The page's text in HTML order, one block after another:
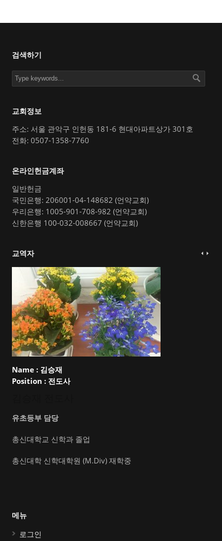
검색하기
교회정보
주소: 서울 관악구 인헌동 181-6 현대아파트상가 301호
전화: 0507-1358-7760
온라인헌금계좌
일반헌금
국민은행: 206001-04-148682 (언약교회)
우리은행: 1005-901-708-982 (언약교회)
신한은행 100-032-008667 (언약교회)
교역자
Name : 김승재
Position : 전도사
유초등부 담당
총신대학교 신학과 졸업
총신대학 신학대학원 (M.Div) 재학중
메뉴
로그인